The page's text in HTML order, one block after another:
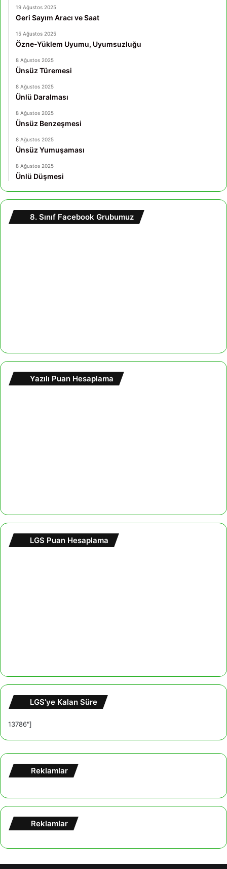
19 Ağustos 2025
Geri Sayım Aracı ve Saat
15 Ağustos 2025
Özne-Yüklem Uyumu, Uyumsuzluğu
8 Ağustos 2025
Ünsüz Türemesi
8 Ağustos 2025
Ünlü Daralması
8 Ağustos 2025
Ünsüz Benzeşmesi
8 Ağustos 2025
Ünsüz Yumuşaması
8 Ağustos 2025
Ünlü Düşmesi
8. Sınıf Facebook Grubumuz
Yazılı Puan Hesaplama
LGS Puan Hesaplama
LGS’ye Kalan Süre
13786"]
Reklamlar
Reklamlar